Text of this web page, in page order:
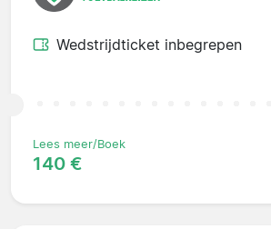
Wedstrijdticket inbegrepen
Lees meer/Boek
140 €